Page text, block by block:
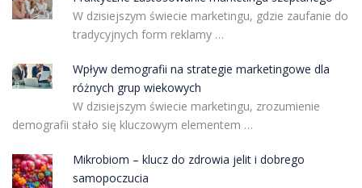
W dzisiejszym świecie marketingu, gdzie zaufanie do
tradycyjnych form reklamy …
Wpływ demografii na strategie marketingowe dla
różnych grup wiekowych
W dzisiejszym świecie marketingu, zrozumienie
demografii stało się kluczowym elementem …
Mikrobiom – klucz do zdrowia jelit i dobrego
samopoczucia